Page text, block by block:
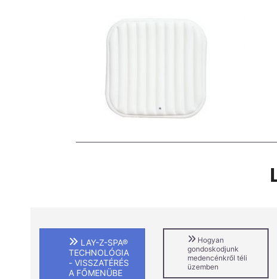
LAY-Z-SPA®
TECHNOLÓGIA
- VISSZATÉRÉS
A FŐMENÜBE
Hogyan
gondoskodjunk
medencénkről téli
üzemben